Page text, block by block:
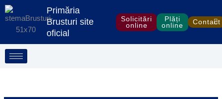
Treci
conținut
Primăria
Brusturi site
oficial
Solicitări
online
Plăți
online
Contact
Search
for:
S
e
r
c